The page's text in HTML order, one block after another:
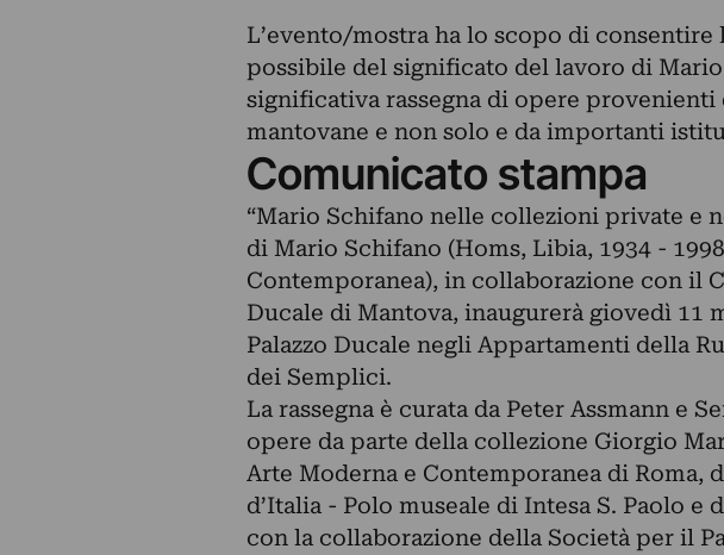
L’evento/mostra ha lo scopo di consentire
possibile del significato del lavoro di
significativa rassegna di opere
mantovane e non solo e da importanti
Comunicato stampa
“Mario Schifano nelle collezioni private e
di Mario Schifano (Homs, Libia, 1934 -
Contemporanea), in collaborazione con il
Ducale di Mantova, inaugurerà giovedì 11
Palazzo Ducale negli Appartamenti della
dei Semplici.
La rassegna è curata da Peter Assmann e
opere da parte della collezione Giorgio
Arte Moderna e Contemporanea di Roma,
d’Italia - Polo museale di Intesa S. Paolo
con la collaborazione della Società per il